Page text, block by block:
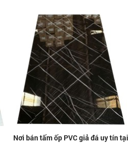
Nơi bán tấm ốp PVC giả đá uy tín tại